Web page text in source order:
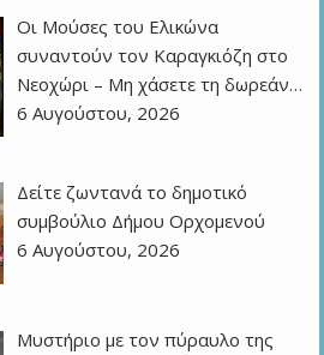
Οι Μούσες του Ελικώνα
συναντούν τον Καραγκιόζη στο
Νεοχώρι – Μη χάσετε τη δωρεάν…
6 Αυγούστου, 2026
Δείτε ζωντανά το δημοτικό
συμβούλιο Δήμου Ορχομενού
6 Αυγούστου, 2026
Μυστήριο με τον πύραυλο της